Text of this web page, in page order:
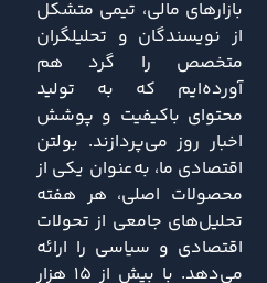
بازارهای مالی، تیمی متشکل
از نویسندگان و تحلیلگران
متخصص را گرد هم
آورده‌ایم که به تولید
محتوای باکیفیت و پوشش
اخبار روز می‌پردازند. بولتن
اقتصادی ما، به‌عنوان یکی از
محصولات اصلی، هر هفته
تحلیل‌های جامعی از تحولات
اقتصادی و سیاسی را ارائه
می‌دهد. با بیش از ۱۵ هزار